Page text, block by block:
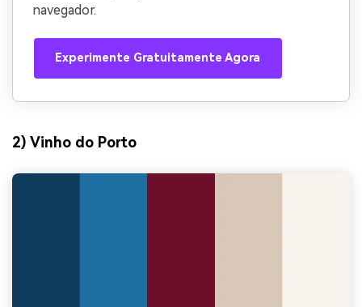
navegador.
Experimente Gratuitamente Agora
2) Vinho do Porto